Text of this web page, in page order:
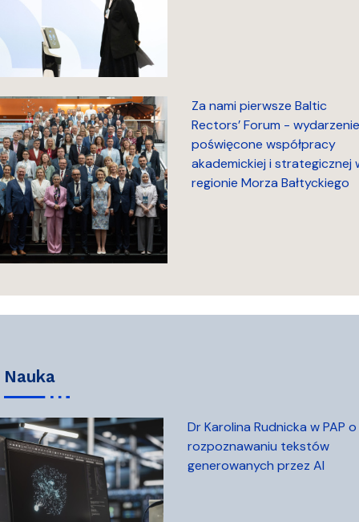
Za nami pierwsze Baltic
Rectors’ Forum - wydarzenie
poświęcone współpracy
akademickiej i strategicznej
regionie Morza Bałtyckiego
nauka
Dr Karolina Rudnicka w PAP o
rozpoznawaniu tekstów
generowanych przez AI